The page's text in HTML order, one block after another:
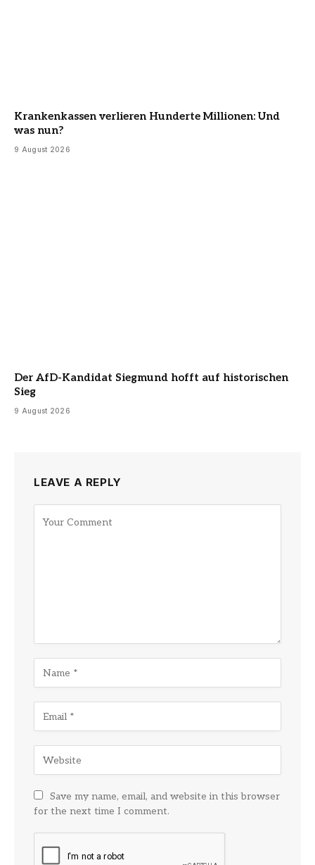
Krankenkassen verlieren Hunderte Millionen: Und
was nun?
9 August 2026
Der AfD-Kandidat Siegmund hofft auf historischen
Sieg
9 August 2026
LEAVE A REPLY
Save my name, email, and website in this browser
for the next time I comment.